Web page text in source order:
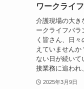
ワークライ
介護現場の大き
ークライフバラ
く皆さん、日
えていません
ない日が続いて
接業務に追われ
2025年3月9日